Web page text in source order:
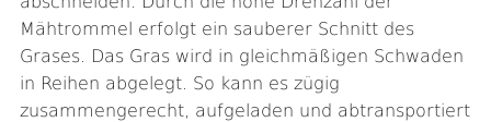
Mähtrommel erfolgt ein sauberer Schnitt des
Grases. Das Gras wird in gleichmäßigen Schwaden
in Reihen abgelegt. So kann es zügig
zusammengerecht, aufgeladen und abtransportiert